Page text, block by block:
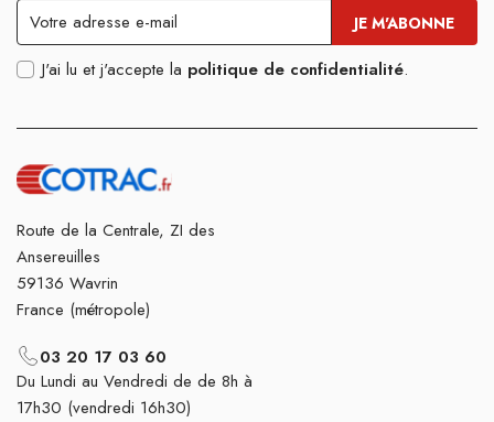
J'ai lu et j'accepte la politique de confidentialité.
Route de la Centrale, ZI des
Ansereuilles
59136 Wavrin
France (métropole)
03 20 17 03 60
Du Lundi au Vendredi de de 8h à
17h30 (vendredi 16h30)